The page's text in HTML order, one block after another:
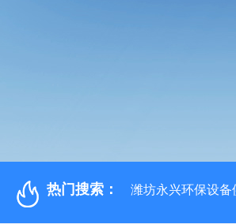
热门搜索： 潍坊永兴环保设